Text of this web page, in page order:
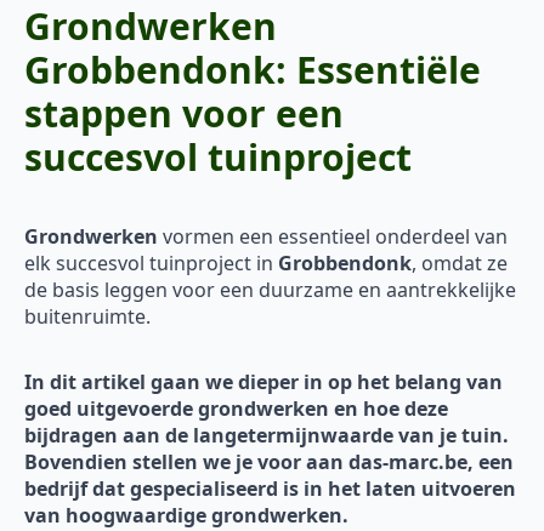
Grondwerken
Grobbendonk: Essentiële
stappen voor een
succesvol tuinproject
Grondwerken vormen een essentieel onderdeel van
elk succesvol tuinproject in Grobbendonk, omdat ze
de basis leggen voor een duurzame en aantrekkelijke
buitenruimte.
In dit artikel gaan we dieper in op het belang van
goed uitgevoerde grondwerken en hoe deze
bijdragen aan de langetermijnwaarde van je tuin.
Bovendien stellen we je voor aan das-marc.be, een
bedrijf dat gespecialiseerd is in het laten uitvoeren
van hoogwaardige grondwerken.